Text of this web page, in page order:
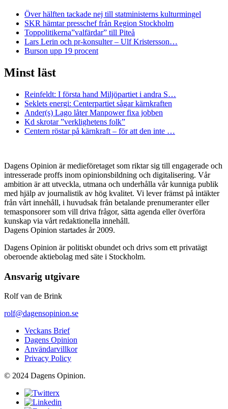
Över hälften tackade nej till statministerns kulturmingel
SKR hämtar presschef från Region Stockholm
Toppolitikerna”valfärdar” till Piteå
Lars Lerin och pr-konsulter – Ulf Kristersson…
Burson upp 19 procent
Minst läst
Reinfeldt: I första hand Miljöpartiet i andra S…
Seklets energi: Centerpartiet sågar kärnkraften
Ander(s) Lago låter Manpower fixa jobben
Kd skrotar ”verklighetens folk”
Centern röstar på kärnkraft – för att den inte …
Dagens Opinion är medieföretaget som riktar sig till engagerade och
intresserade proffs inom opinionsbildning och digitalisering. Vår
ambition är att utveckla, utmana och underhålla vår kunniga publik
med hjälp av journalistik av hög kvalitet. Vi lever främst på intäkter
från vårt innehåll, i huvudsak från betalande prenumeranter eller
temasponsorer som vill driva frågor, sätta agenda eller överföra
kunskap via vårt redaktionella innehåll.
Dagens Opinion startades år 2009.
Dagens Opinion är politiskt obundet och drivs som ett privatägt
oberoende aktiebolag med säte i Stockholm.
Ansvarig utgivare
Rolf van de Brink
rolf@dagensopinion.se
Veckans Brief
Dagens Opinion
Användarvillkor
Privacy Policy
© 2024 Dagens Opinion.